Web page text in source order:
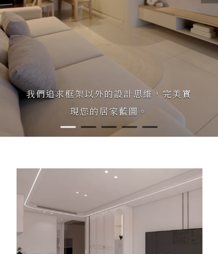
我們追求框架以外的設計思維，完美實
現您的居家藍圖。
1 5